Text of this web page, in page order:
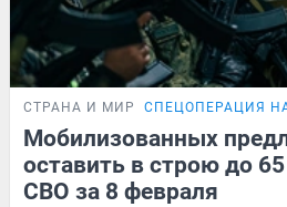
СТРАНА И МИР СПЕЦОПЕРАЦИЯ
Мобилизованных
оставить в строю до
СВО за 8 февраля